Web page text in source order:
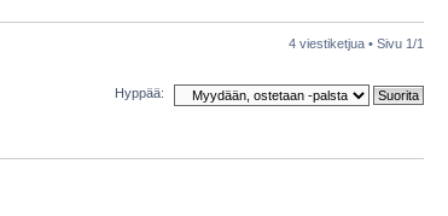
4 viestiketjua • Sivu 1/1
Hyppää: